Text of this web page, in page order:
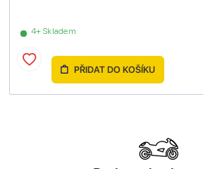
4+ Skladem
PŘIDAT DO KOŠÍKU